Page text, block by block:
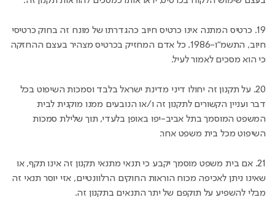
19. כרטיס המתנה אינו כרטיס חיוב כהגדרתו של מונח זה בחוק כרטיסי
חיוב, התשמ"ו-1986. כל אדם המחזיק בכרטיס מצהיר בעצם ההחזקה
כי הוא מסכים לאמור לעיל.
20. על תקנון זה יחולו דיני מדינת ישראל בלבד וסמכות השיפוט בכל
דבר ועניין הקשורים לתקנון זה ו/או הנובעים ממנו מוקנית לבית
המשפט המוסמך בתל אביב-יפו באופן בלעדי, תוך שלילת סמכות
השיפוט מכל בית משפט אחר.
21. אם בית משפט מוסמך יקבע כי תנאי מתנאי תקנון זה אינו תקף, או
שאינו ניתן לאכיפה מכוח הוראות החוקים הרלוונטיים, אזי יוסר תנאי זה
מבלי להשפיע על תוקפם של יתר התנאים בתקנון זה.